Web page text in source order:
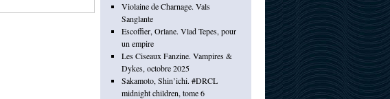
Violaine de Charnage. Vals
Sanglante
Escoffier, Orlane. Vlad Tepes, pour
un empire
Les Ciseaux Fanzine. Vampires &
Dykes, octobre 2025
Sakamoto, Shin’ichi. #DRCL
midnight children, tome 6